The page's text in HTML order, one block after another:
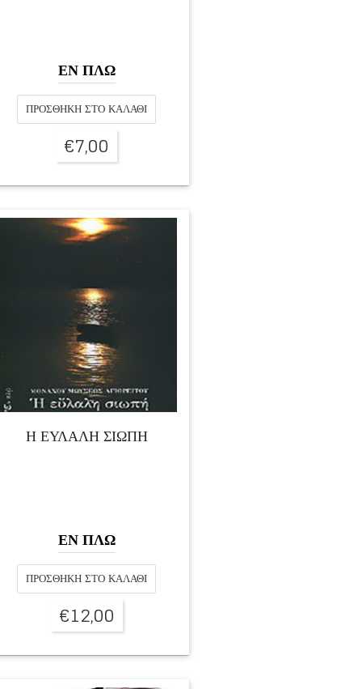
ΕΝ ΠΛΩ
ΠΡΟΣΘΉΚΗ ΣΤΟ ΚΑΛΆΘΙ
€7,00
Η ΕΥΛΑΛΗ ΣΙΩΠΗ
ΕΝ ΠΛΩ
ΠΡΟΣΘΉΚΗ ΣΤΟ ΚΑΛΆΘΙ
€12,00